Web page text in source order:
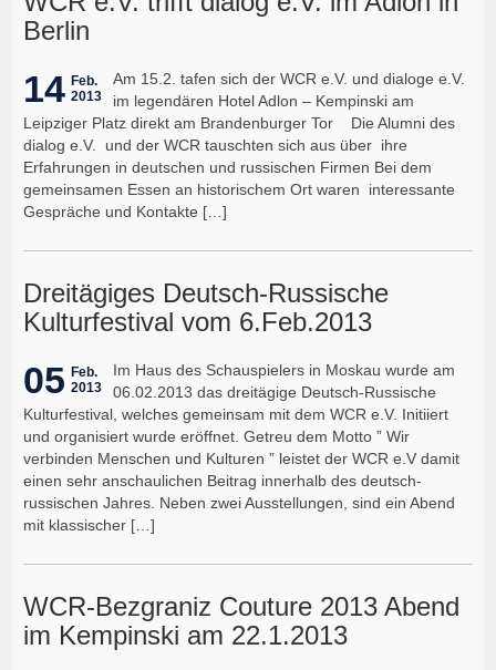
Berlin
14 Feb.
2013
Am 15.2. tafen sich der WCR e.V. und dialoge e.V.
im legendären Hotel Adlon – Kempinski am
Leipziger Platz direkt am Brandenburger Tor Die Alumni des
dialog e.V. und der WCR tauschten sich aus über ihre
Erfahrungen in deutschen und russischen Firmen Bei dem
gemeinsamen Essen an historischem Ort waren interessante
Gespräche und Kontakte […]
Dreitägiges Deutsch-Russische
Kulturfestival vom 6.Feb.2013
05 Feb.
2013
Im Haus des Schauspielers in Moskau wurde am
06.02.2013 das dreitägige Deutsch-Russische
Kulturfestival, welches gemeinsam mit dem WCR e.V. Initiiert
und organisiert wurde eröffnet. Getreu dem Motto ” Wir
verbinden Menschen und Kulturen ” leistet der WCR e.V damit
einen sehr anschaulichen Beitrag innerhalb des deutsch-
russischen Jahres. Neben zwei Ausstellungen, sind ein Abend
mit klassischer […]
WCR-Bezgraniz Couture 2013 Abend
im Kempinski am 22.1.2013